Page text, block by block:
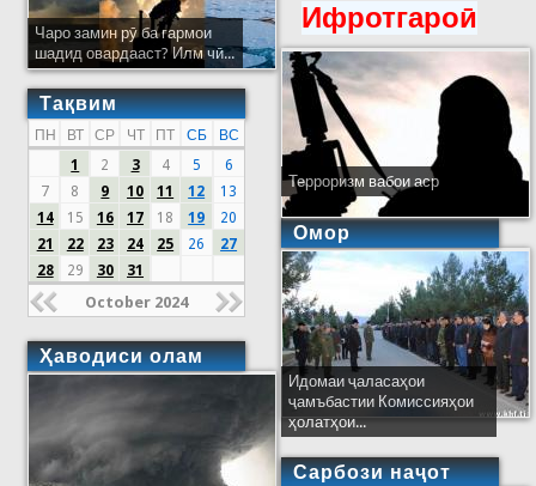
Чаро замин рӯ ба гармои
шадид овардааст? Илм чӣ...
Тақвим
ПН ВТ СР ЧТ ПТ СБ
ВС
1
2 3 4 5
6
7
8 9 10 11 12
13
14
15 16 17 18 19
20
21
22 23 24 25 26
27
28
29 30 31
October 2024
Ҳаводиси олам
Ифротгароӣ
Терроризм вабои аср
Омор
Идомаи ҷаласаҳои
ҷамъбастии Комиссияҳои
ҳолатҳои...
Сарбози наҷот